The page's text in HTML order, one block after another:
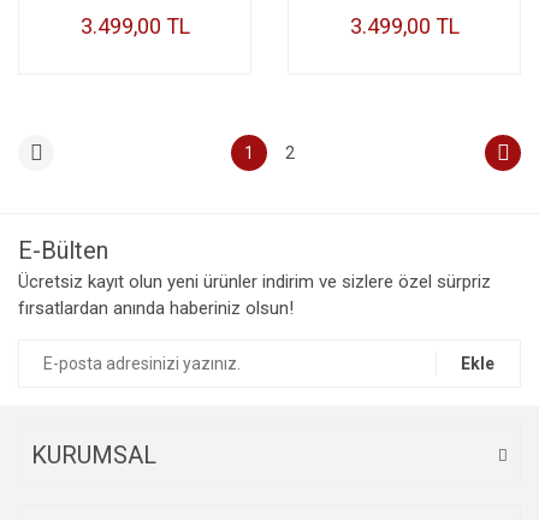
3.499,00 TL 3.499,00 TL
1 2
E-Bülten
Ücretsiz kayıt olun yeni ürünler indirim ve sizlere özel sürpriz
fırsatlardan anında haberiniz olsun!
Ekle
KURUMSAL